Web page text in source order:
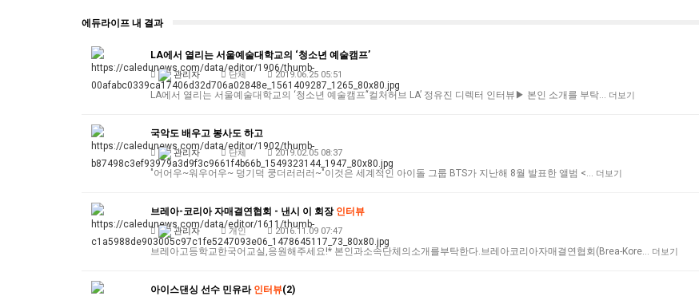
에듀라이프 내 결과
LA에서 열리는 서울예술대학교의 ‘청소년 예술캠프’
관리자 단체 2019.06.25 05:51
LA에서 열리는 서울예술대학교의 ‘청소년 예술캠프’‘컬처허브 LA’ 정유진 디렉터 인터뷰▶ 본인 소개를 부탁… 더보기
국악도 배우고 봉사도 하고
관리자 단체 2019.02.05 08:37
"어어우~워우어우~ 덩기덕 쿵더러러러~"이것은 세계적인 아이돌 그룹 BTS가 지난해 8월 발표한 앨범 <… 더보기
브레아-코리아 자매결연협회 - 낸시 이 회장 인터뷰
관리자 개인 2016.11.09 07:47
브레아고등학교한국어교실,응원해주세요!* 본인과소속단체의소개를부탁한다.브레아코리아자매결연협회(Brea-Kore… 더보기
아이스댄싱 선수 민유라 인터뷰(2)